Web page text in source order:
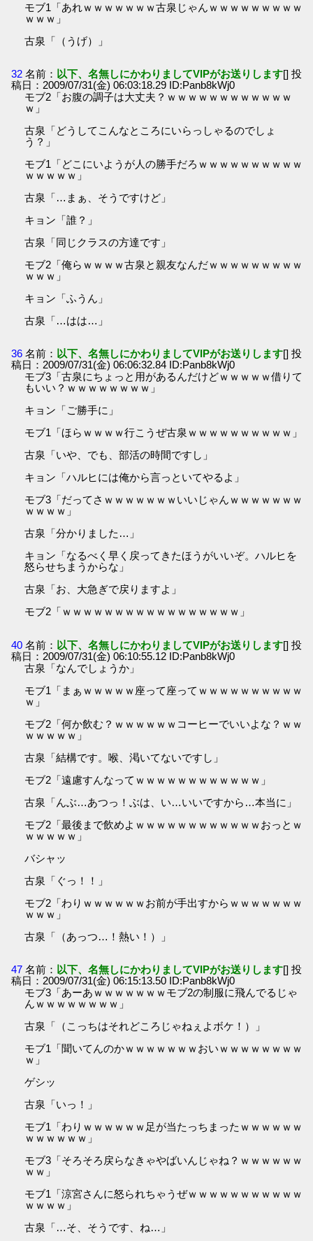
モブ1「あれｗｗｗｗｗｗｗ古泉じゃんｗｗｗｗｗｗｗｗｗ
ｗｗｗ」
古泉「（うげ）」
32 名前： 以下、名無しにかわりましてVIPがお送りします[] 投
稿日：2009/07/31(金) 06:03:18.29 ID:Panb8kWj0
モブ2「お腹の調子は大丈夫？ｗｗｗｗｗｗｗｗｗｗｗｗ
ｗ」
古泉「どうしてこんなところにいらっしゃるのでしょ
う？」
モブ1「どこにいようが人の勝手だろｗｗｗｗｗｗｗｗｗｗ
ｗｗｗｗｗ」
古泉「…まぁ、そうですけど」
キョン「誰？」
古泉「同じクラスの方達です」
モブ2「俺らｗｗｗｗ古泉と親友なんだｗｗｗｗｗｗｗｗｗ
ｗｗｗ」
キョン「ふうん」
古泉「…はは…」
36 名前： 以下、名無しにかわりましてVIPがお送りします[] 投
稿日：2009/07/31(金) 06:06:32.84 ID:Panb8kWj0
モブ3「古泉にちょっと用があるんだけどｗｗｗｗｗ借りて
もいい？ｗｗｗｗｗｗｗｗ」
キョン「ご勝手に」
モブ1「ほらｗｗｗｗ行こうぜ古泉ｗｗｗｗｗｗｗｗｗｗ」
古泉「いや、でも、部活の時間ですし」
キョン「ハルヒには俺から言っといてやるよ」
モブ3「だってさｗｗｗｗｗｗｗいいじゃんｗｗｗｗｗｗｗ
ｗｗｗｗ」
古泉「分かりました…」
キョン「なるべく早く戻ってきたほうがいいぞ。ハルヒを
怒らせちまうからな」
古泉「お、大急ぎで戻りますよ」
モブ2「ｗｗｗｗｗｗｗｗｗｗｗｗｗｗｗｗｗ」
40 名前： 以下、名無しにかわりましてVIPがお送りします[] 投
稿日：2009/07/31(金) 06:10:55.12 ID:Panb8kWj0
古泉「なんでしょうか」
モブ1「まぁｗｗｗｗｗ座って座ってｗｗｗｗｗｗｗｗｗｗ
ｗ」
モブ2「何か飲む？ｗｗｗｗｗｗコーヒーでいいよな？ｗｗ
ｗｗｗｗｗ」
古泉「結構です。喉、渇いてないですし」
モブ2「遠慮すんなってｗｗｗｗｗｗｗｗｗｗｗｗ」
古泉「んぶ…あつっ！ぶは、い…いいですから…本当に」
モブ2「最後まで飲めよｗｗｗｗｗｗｗｗｗｗｗｗおっとｗ
ｗｗｗｗｗ」
バシャッ
古泉「ぐっ！！」
モブ2「わりｗｗｗｗｗｗお前が手出すからｗｗｗｗｗｗｗ
ｗｗｗ」
古泉「（あっつ…！熱い！）」
47 名前： 以下、名無しにかわりましてVIPがお送りします[] 投
稿日：2009/07/31(金) 06:15:13.50 ID:Panb8kWj0
モブ3「あーあｗｗｗｗｗｗｗモブ2の制服に飛んでるじゃ
んｗｗｗｗｗｗｗｗ」
古泉「（こっちはそれどころじゃねぇよボケ！）」
モブ1「聞いてんのかｗｗｗｗｗｗｗおいｗｗｗｗｗｗｗｗ
ｗ」
ゲシッ
古泉「いっ！」
モブ1「わりｗｗｗｗｗｗ足が当たっちまったｗｗｗｗｗｗ
ｗｗｗｗｗｗ」
モブ3「そろそろ戻らなきゃやばいんじゃね？ｗｗｗｗｗｗ
ｗｗ」
モブ1「涼宮さんに怒られちゃうぜｗｗｗｗｗｗｗｗｗｗｗ
ｗｗｗｗ」
古泉「…そ、そうです、ね…」